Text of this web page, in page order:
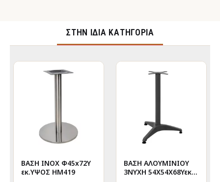
ΣΤΉΝ ΊΔΙΑ ΚΑΤΗΓΟΡΊΑ
ΒΑΣΗ INOX Φ45x72Υ
εκ.ΥΨΟΣ HM419
ΒΑΣΗ ΑΛΟΥΜΙΝΙΟΥ
3ΝΥΧΗ 54X54Χ68Υεκ.